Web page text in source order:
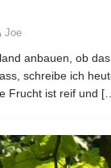
Joe
anbauen, ob
schreibe ich
Frucht ist reif und